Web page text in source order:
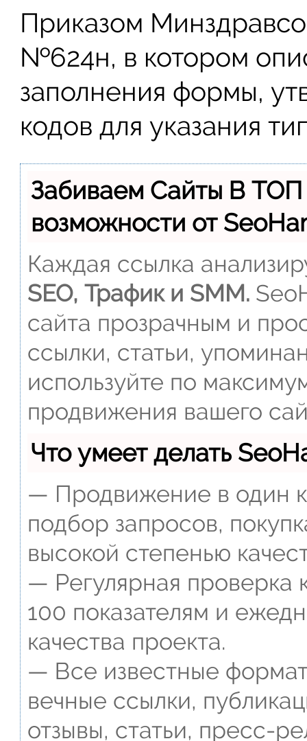
Приказом
№624н, в котором
заполнения формы,
кодов для указания
Забиваем Сайты В
возможности от
Каждая ссылка
SEO, Трафик и SMM.
сайта прозрачным и
ссылки, статьи,
используйте по
продвижения вашего
Что умеет делать
— Продвижение в один
подбор запросов,
высокой степенью
— Регулярная проверка
100 показателям и
качества проекта.
— Все известные
вечные ссылки,
отзывы, статьи, пресс-